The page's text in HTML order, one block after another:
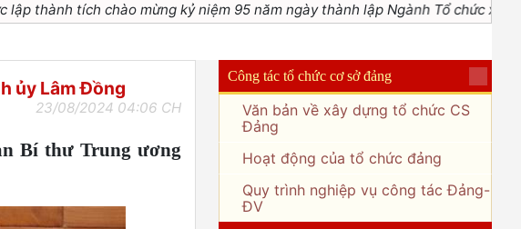
mừng kỷ niệm 95 năm ngày thành lập Ngành Tổ chức xây dựng
ủy Lâm Đồng
23/08/2024 04:06 CH
Bí thư Trung ương
Công tác tổ chức cơ sở đảng
Văn bản về xây dựng tổ chức CS
Đảng
Hoạt động của tổ chức đảng
Quy trình nghiệp vụ công tác Đảng-
ĐV